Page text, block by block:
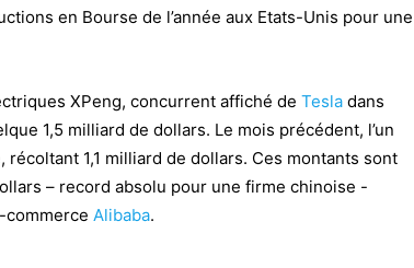
en Bourse de l’année aux Etats-Unis pour une
XPeng, concurrent affiché de Tesla dans
1,5 milliard de dollars. Le mois précédent, l’un
1,1 milliard de dollars. Ces montants sont
– record absolu pour une firme chinoise -
commerce Alibaba.